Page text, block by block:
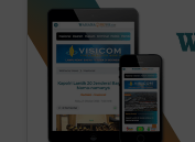
WN
LAMPUNG
WN
JATENG